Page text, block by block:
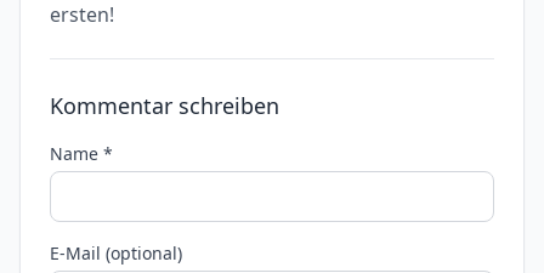
ersten!
Kommentar schreiben
Name *
E-Mail (optional)